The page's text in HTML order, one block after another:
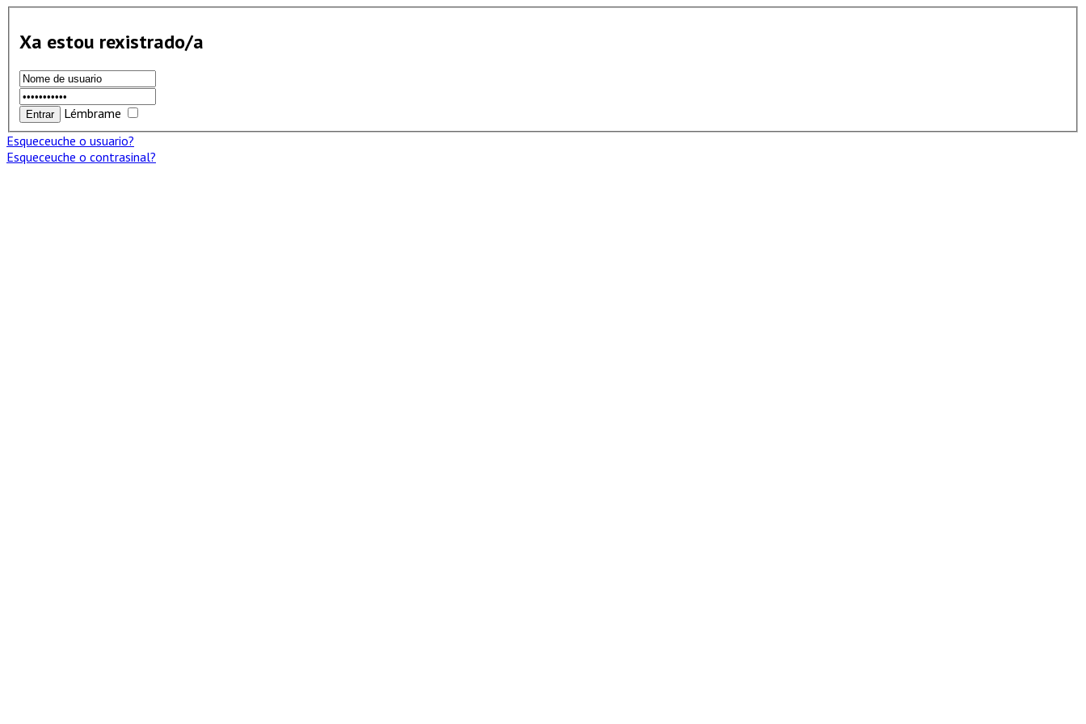
Xa estou rexistrado/a
Lémbrame
Esqueceuche o usuario?
Esqueceuche o contrasinal?